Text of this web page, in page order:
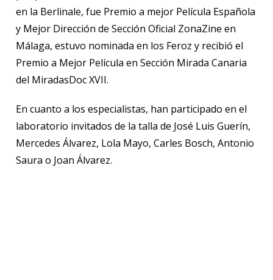
en la Berlinale, fue Premio a mejor Película Española
y Mejor Dirección de Sección Oficial ZonaZine en
Málaga, estuvo nominada en los Feroz y recibió el
Premio a Mejor Película en Sección Mirada Canaria
del MiradasDoc XVII.
En cuanto a los especialistas, han participado en el
laboratorio invitados de la talla de José Luis Guerín,
Mercedes Álvarez, Lola Mayo, Carles Bosch, Antonio
Saura o Joan Álvarez.